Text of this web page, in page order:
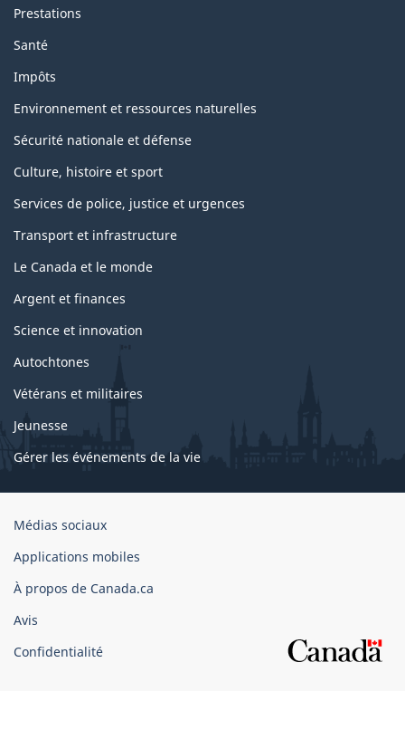
Prestations
Santé
Impôts
Environnement et ressources naturelles
Sécurité nationale et défense
Culture, histoire et sport
Services de police, justice et urgences
Transport et infrastructure
Le Canada et le monde
Argent et finances
Science et innovation
Autochtones
Vétérans et militaires
Jeunesse
Gérer les événements de la vie
Organisation
gouvernement
du
Canada
Médias sociaux
Applications mobiles
À propos de Canada.ca
Avis
Confidentialité